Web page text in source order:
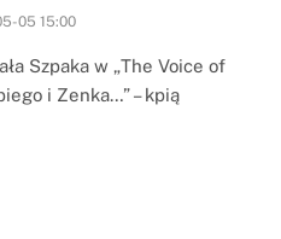
05 15:00
Szpaka w „The Voice of
i Zenka…” – kpią